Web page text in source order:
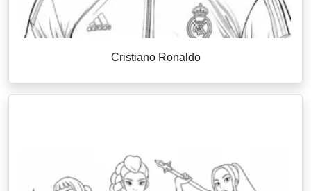
Cristiano Ronaldo